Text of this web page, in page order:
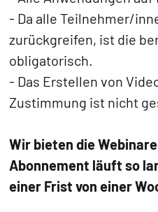
- Da alle Teilnehmer/
zurückgreifen, ist die
obligatorisch.
- Das Erstellen von
Zustimmung ist nicht
Wir bieten die
Abonnement läuft so
einer Frist von einer